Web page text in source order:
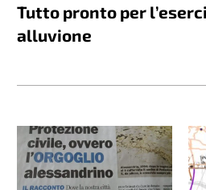
Tutto pronto per
alluvione